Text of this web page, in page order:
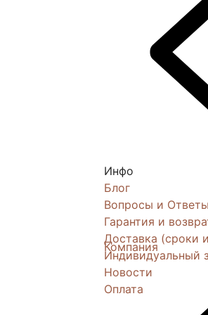
Инфо
Блог
Вопросы и Ответы
Гарантия и
Доставка (сроки
Индивидуальный
Новости
Оплата
Компания